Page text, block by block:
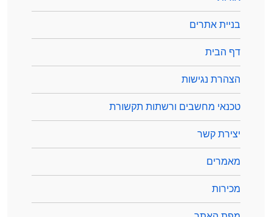
בניית אתרים
דף הבית
הצהרת נגישות
טכנאי מחשבים ורשתות תקשורת
יצירת קשר
מאמרים
מכירות